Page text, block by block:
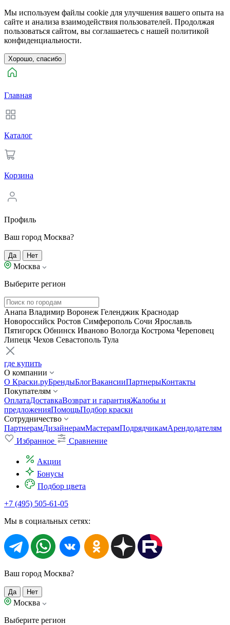
Мы используем файлы cookie для улучшения вашего опыта на
сайте и анализа взаимодействия пользователей. Продолжая
пользоваться сайтом, вы соглашаетесь с нашей политикой
конфиденциальности.
Хорошо, спасибо
Главная
Каталог
Корзина
Профиль
Ваш город Москва?
Да Нет
Москва
Выберите регион
Анапа Владимир Воронеж Геленджик Краснодар
Новороссийск Ростов Симферополь Сочи Ярославль
Пятигорск Обнинск Иваново Вологда Кострома Череповец
Липецк Чехов Севастополь Тула
где купить
О компании
О Краски.руБрендыБлогВакансииПартнерыКонтакты
Покупателям
ОплатаДоставкаВозврат и гарантияЖалобы и
предложенияПомощьПодбор краски
Сотрудничество
ПартнерамДизайнерамМастерамПодрядчикамАрендодателям
Избранное
Сравнение
Акции
Бонусы
Подбор цвета
+7 (495) 505-61-05
Мы в социальных сетях:
Ваш город Москва?
Да Нет
Москва
Выберите регион